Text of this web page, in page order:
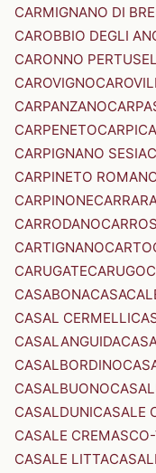
CARMIGNANO DI
CAROBBIO DEGLI
CARONNO
CAROVIGNO
CARPANZANO
CARPENETOCARPI
CARPIGNANO SESIA
CARPINETO
CARPINONE
CARRODANO
CARTIGNANO
CARUGATECARUGO
CASABONA
CASAL CERMELLI
CASALANGUIDA
CASALBORDINO
CASALBUONO
CASALDUNICASALE
CASALE
CASALE LITTA